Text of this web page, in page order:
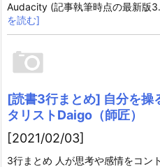
Audacity (記事執筆時点の最新版
を読む]
[読書3行まとめ] 自分を操
タリストDaigo（師匠）
[2021/02/03]
3行まとめ 人が思考や感情をコン